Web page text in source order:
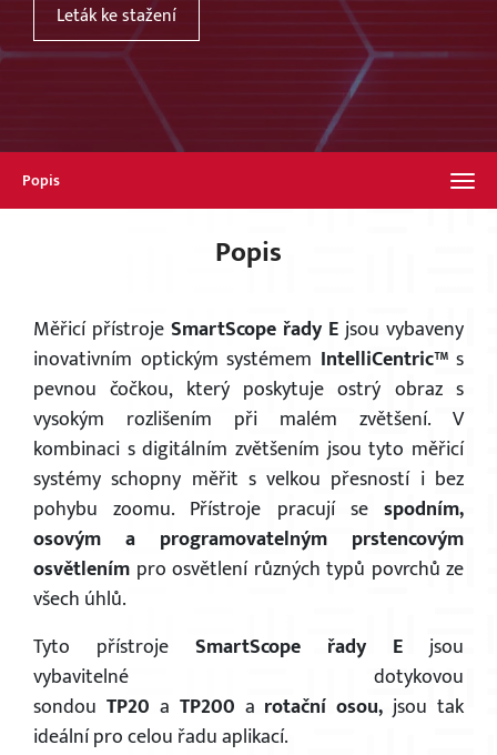
Leták ke stažení
Popis
Popis
Měřicí přístroje SmartScope řady Ejsou vybaveny
inovativním optickým systémem IntelliCentric™s
pevnou čočkou, který poskytuje ostrý obraz s
vysokým rozlišením při malém zvětšení. V
kombinaci s digitálním zvětšením jsou tyto měřicí
systémy schopny měřit s velkou přesností i bez
pohybu zoomu. Přístroje pracují se spodním,
osovým a programovatelným prstencovým
osvětlením pro osvětlení různých typů povrchů ze
všech úhlů.
Tyto přístroje SmartScope řady Ejsou
vybavitelné dotykovou
sondou TP20 a TP200 a rotační osou, jsou tak
ideální pro celou řadu aplikací.